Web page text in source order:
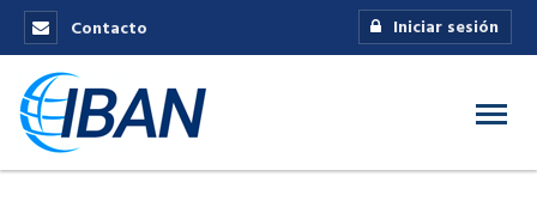
Contacto Iniciar sesión